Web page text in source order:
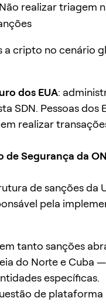
Não realizar triagem
a cripto no cenário
dos EUA:
SDN. Pessoas dos
realizar
de Segurança da
de sanções da
pela
tanto sanções
do Norte e Cuba
específicas.
de plataforma